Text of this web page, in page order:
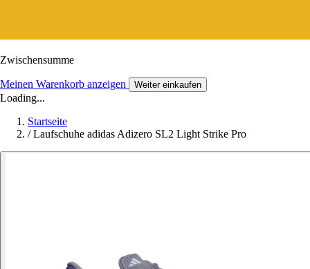
Zwischensumme
Meinen Warenkorb anzeigen Weiter einkaufen
Loading...
Startseite
/ Laufschuhe adidas Adizero SL2 Light Strike Pro